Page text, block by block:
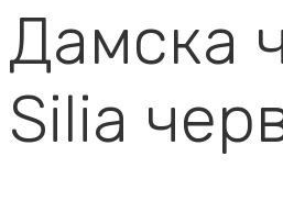
Дамска
Silia